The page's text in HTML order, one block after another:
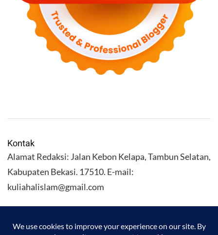
Kontak
Alamat Redaksi: Jalan Kebon Kelapa, Tambun Selatan,
Kabupaten Bekasi. 17510. E-mail:
kuliahalislam@gmail.com